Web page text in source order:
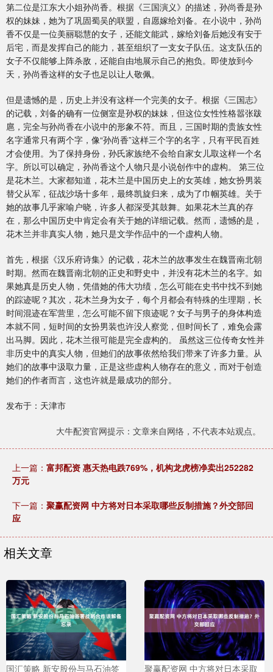
第二位是江东大小姐孙尚香。根据《三国演义》的描述，孙尚香是孙
权的妹妹，她为了巩固蜀吴的联盟，自愿嫁给刘备。在小说中，孙尚
香不仅是一位美丽聪慧的女子，还能文能武，嫁给刘备后她没有安于
后宅，而是发挥自己的能力，甚至组织了一支女子队伍。这支队伍的
女子不仅能够上阵杀敌，还能自由地展示自己的抱负。即使放到今
天，孙尚香这样的女子也足以让人敬佩。
但是遗憾的是，历史上并没有这样一个完美的女子。根据《三国志》
的记载，刘备的确有一位侧室是孙权的妹妹，但这位女性性格嚣张跋
扈，完全与孙尚香在小说中的形象不符。而且，三国时期的贵族女性
名字通常只有两个字，像“孙尚香”这样三个字的名字，只有平民百姓
才会使用。为了保持身份，孙氏家族绝不会给自家女儿取这样一个名
字。所以可以确定，孙尚香这个人物只是小说创作中的虚构。 第三位
是花木兰。大家都知道，花木兰是中国历史上的女英雄，她女扮男装
替父从军，征战沙场十多年，最终凯旋归来，成为了巾帼英雄。关于
她的故事几乎家喻户晓，许多人都深受其鼓舞。如果花木兰真的存
在，那么中国历史中肯定会有关于她的详细记载。然而，遗憾的是，
花木兰并非真实人物，她只是文学作品中的一个虚构人物。
首先，根据《汉乐府诗集》的记载，花木兰的故事发生在魏晋南北朝
时期。然而在魏晋南北朝的正史和野史中，并没有花木兰的名字。如
果她真是历史人物，凭借她的伟大功绩，怎么可能在史书中找不到她
的踪迹呢？其次，花木兰身为女子，每个月都会有特殊的生理期，长
时间混迹在军营里，怎么可能不留下痕迹呢？女子与男子的身体构造
本就不同，短时间的女扮男装也许没人察觉，但时间长了，难免会露
出马脚。因此，花木兰很可能是完全虚构的。 虽然这三位传奇女性并
非历史中的真实人物，但她们的故事依然给我们带来了许多力量。从
她们的故事中汲取力量，正是这些虚构人物存在的意义，而对于创造
她们的作者而言，这也许就是最成功的部分。
发布于：天津市
大牛配资官网提示：文章来自网络，不代表本站观点。
上一篇： 富邦配资 惠天热电跌769%，机构龙虎榜净卖出252282
万元
下一篇： 聚赢配资网 中方将对日本采取哪些反制措施？外交部回
应
相关文章
国汇策略 新安股份与马石油签 聚赢配资网 中方将对日本采取